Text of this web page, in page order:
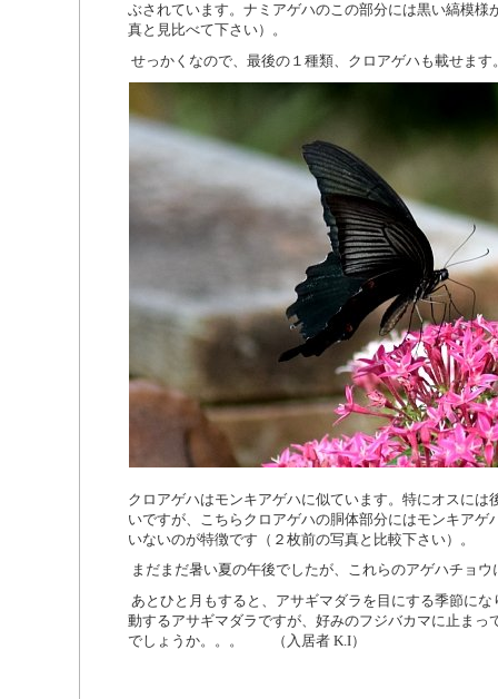
ぶされています。ナミアゲハのこの部分には黒い縞模様
真と見比べて下さい）。
せっかくなので、最後の１種類、クロアゲハも載せます
クロアゲハはモンキアゲハに似ています。特にオスには
いですが、こちらクロアゲハの胴体部分にはモンキアゲ
いないのが特徴です（２枚前の写真と比較下さい）。
まだまだ暑い夏の午後でしたが、これらのアゲハチョ
あとひと月もすると、アサギマダラを目にする季節にな
動するアサギマダラですが、好みのフジバカマに止まっ
でしょうか。。。 （入居者 K.I）